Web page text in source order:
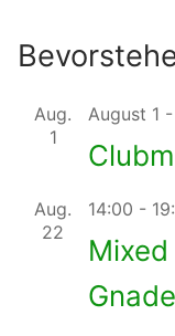
Aug.
1
August 1 -
Aug.
22
14:00 -